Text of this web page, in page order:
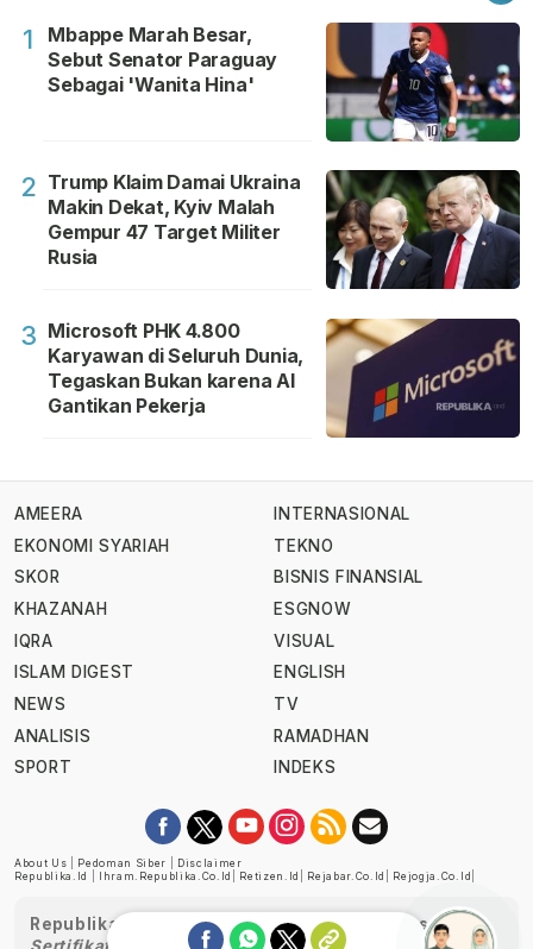
1
Mbappe Marah Besar,
Sebut Senator Paraguay
Sebagai 'Wanita Hina'
2 Trump Klaim Damai Ukraina
Makin Dekat, Kyiv Malah
Gempur 47 Target Militer
Rusia
3 Microsoft PHK 4.800
Karyawan di Seluruh Dunia,
Tegaskan Bukan karena AI
Gantikan Pekerja
AMEERA
EKONOMI SYARIAH
SKOR
KHAZANAH
IQRA
ISLAM DIGEST
NEWS
ANALISIS
SPORT
INTERNASIONAL
TEKNO
BISNIS FINANSIAL
ESGNOW
VISUAL
ENGLISH
TV
RAMADHAN
INDEKS
About Us Pedoman Siber
Disclaimer
Republika.id
Ihram.republika.co.id Retizen.id Rejabar.co.id Rejogja.co.id
Republika telah diverifikasi oleh Dewan Pers
Sertifikat Nomor 1058/DP-Verifikasi/K/XII/2022